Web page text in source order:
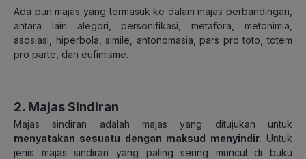
Ada pun majas yang termasuk ke dalam majas perbandingan,
antara lain alegori, personifikasi, metafora, metonimia,
asosiasi, hiperbola, simile, antonomasia, pars pro toto, totem
pro parte, dan eufimisme.
2. Majas Sindiran
Majas sindiran adalah majas yang ditujukan untuk
menyatakan sesuatu dengan maksud menyindir. Untuk
jenis majas sindiran yang paling sering muncul di buku